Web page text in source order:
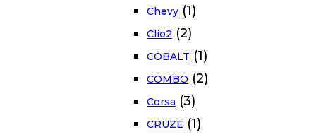
Chevy (1)
Clio2 (2)
COBALT (1)
COMBO (2)
Corsa (3)
CRUZE (1)